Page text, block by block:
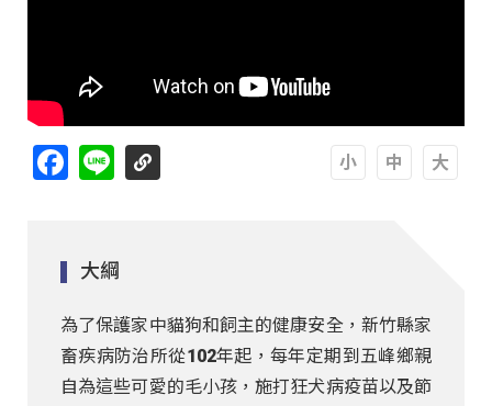
Facebook
Line
大綱
為了保護家中貓狗和飼主的健康安全，新竹縣家
畜疾病防治所從102年起，每年定期到五峰鄉親
自為這些可愛的毛小孩，施打狂犬病疫苗以及節